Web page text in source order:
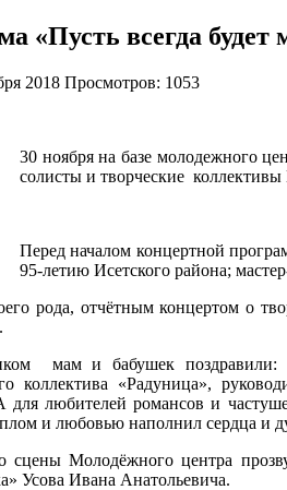
«Пусть всегда будет
2018 Просмотров: 1053
30 ноября на базе молодежного
солисты и творческие
Перед началом концертной
95-летию Исетского района;
рода, отчётным концертом о
мам и бабушек поздравили:
коллектива «Радуница»,
любителей романсов и
и любовью наполнил сердца и
сцены Молодёжного центра
Усова Ивана Анатольевича.